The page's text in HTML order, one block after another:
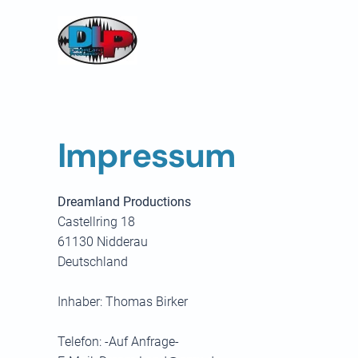
Skip to main content
Impressum
Dreamland Productions
Castellring 18
61130 Nidderau
Deutschland
Inhaber: Thomas Birker
Telefon: -Auf Anfrage-